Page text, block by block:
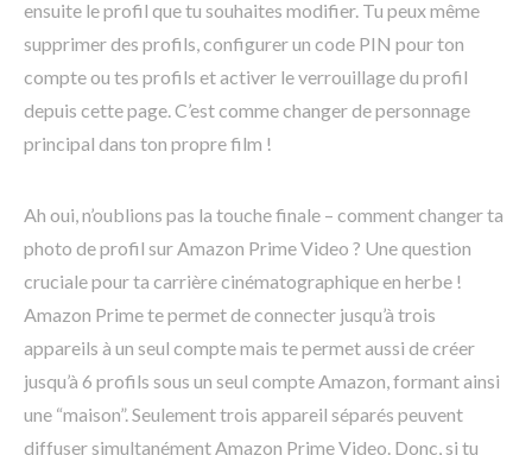
ensuite le profil que tu souhaites modifier. Tu peux même
supprimer des profils, configurer un code PIN pour ton
compte ou tes profils et activer le verrouillage du profil
depuis cette page. C’est comme changer de personnage
principal dans ton propre film !
Ah oui, n’oublions pas la touche finale – comment changer ta
photo de profil sur Amazon Prime Video ? Une question
cruciale pour ta carrière cinématographique en herbe !
Amazon Prime te permet de connecter jusqu’à trois
appareils à un seul compte mais te permet aussi de créer
jusqu’à 6 profils sous un seul compte Amazon, formant ainsi
une “maison”. Seulement trois appareil séparés peuvent
diffuser simultanément Amazon Prime Video. Donc, si tu